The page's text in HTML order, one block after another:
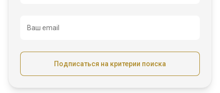
Ваш email
Подписаться на критерии поиска